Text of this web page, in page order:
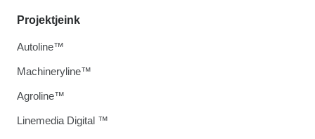
Projektjeink
Autoline™
Machineryline™
Agroline™
Linemedia Digital ™